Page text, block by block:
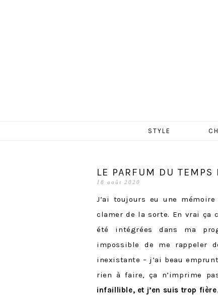
STYLE
LE PARFUM DU TEMPS
18 août 2020
J’ai toujours eu une
clamer de la sorte. En vrai ça
été intégrées dans ma
impossible de me rappeler
inexistante – j’ai beau
rien à faire, ça n’imprime
infaillible, et j’en suis trop fière.